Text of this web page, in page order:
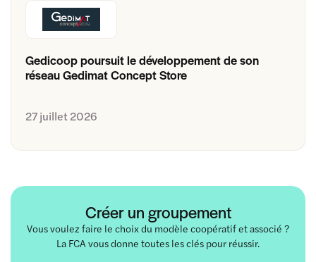
Gedicoop poursuit le développement de son
réseau Gedimat Concept Store
27 juillet 2026
Créer un groupement
Vous voulez faire le choix du modèle coopératif et associé ?
La FCA vous donne toutes les clés pour réussir.